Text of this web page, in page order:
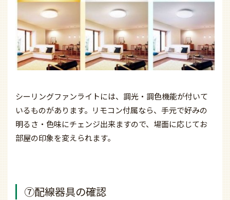
シーリングファンライトには、 調光・調色機能が付いて
いるものがあります。 リモコン付属なら、手元で好みの
明るさ・色味にチェンジ出来ますので、場面に応じてお
部屋の印象を変えられます。
⑦配線器具の確認